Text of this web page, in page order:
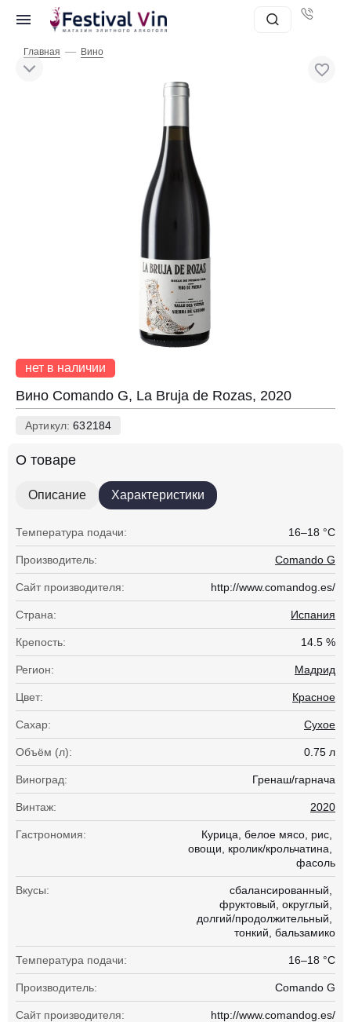
Главная — Вино
нет в наличии
Вино Comando G, La Bruja de Rozas, 2020
Артикул:632184
О товаре
Описание Характеристики
Температура подачи: 16–18 °С
Производитель: Comando G
Сайт производителя: http://www.comandog.es/
Страна: Испания
Крепость: 14.5 %
Регион: Мадрид
Цвет: Красное
Сахар: Сухое
Объём (л): 0.75 л
Виноград: Гренаш/гарнача
Винтаж: 2020
Гастрономия: Курица белое мясо рис
овощи
кролик/крольчатина
фасоль
Вкусы:
сбалансированный
фруктовый округлый
долгий/продолжительный
тонкий бальзамико
Температура подачи: 16–18 °С
Производитель: Comando G
Сайт производителя: http://www.comandog.es/